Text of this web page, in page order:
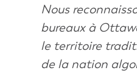
Nous
bureaux à
le territoire
de la nation